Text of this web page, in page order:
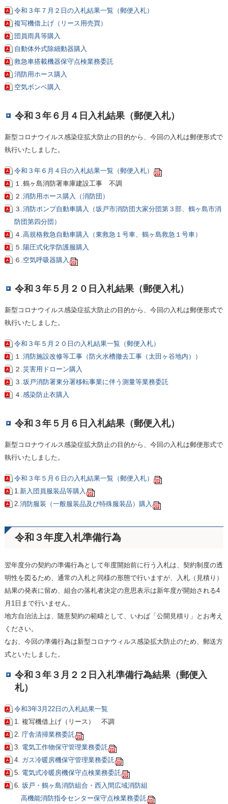
令和３年７月２日の入札結果一覧（郵便入札）
複写機借上げ（リース用売買）
団員雨具等購入
自動体外式除細動器購入
救急車搭載機器保守点検業務委託
消防用ホース購入
空気ボンベ購入
令和３年６月４日入札結果（郵便入札）
新型コロナウイルス感染症拡大防止の目的から、今回の入札は郵便形式で
執行いたしました。
令和３年６月４日の入札結果一覧（郵便入札）
１.鶴ヶ島消防署車庫建設工事 不調
２.消防用ホース購入（消防団）
３.消防ポンプ自動車購入（坂戸市消防団大家分団第３部、鶴ヶ島市消
防団第四分団）
４.高規格救急自動車購入（東救急１号車、鶴ヶ島救急１号車）
５.陽圧式化学防護服購入
６. 空気呼吸器購入
令和３年５月２０日入札結果（郵便入札）
新型コロナウイルス感染症拡大防止の目的から、今回の入札は郵便形式で
執行いたしました。
令和３年５月２０日の入札結果一覧（郵便入札）
１.消防施設改修等工事（防火水槽撤去工事（太田ヶ谷地内））
２. 災害用ドローン購入
３.坂戸消防署東分署移転事業に伴う測量等業務委託
４.感染防止衣購入
令和３年５月６日入札結果（郵便入札）
新型コロナウイルス感染症拡大防止の目的から、今回の入札は郵便形式で
執行いたしました。
令和３年５月６日の入札結果一覧（郵便入札）
1. 新入団員服装品等購入
2.消防服装（一般服装品及び特殊服装品）購入
令和３年度入札準備行為
翌年度分の契約の準備行為として年度開始前に行う入札は、契約制度の透
明性を図るため、通常の入札と同様の形態で行いますが、入札（見積り）
結果の発表に留め、組合の落札者決定の意思表示は新年度が開始される4
月1日まで行いません。
地方自治法上は、随意契約の範疇として、いわば「公開見積り」とお考え
ください。
なお、今回の準備行為は新型コロナウィルス感染拡大防止のため、郵送方
式といたしました。
令和３年３月２２日入札準備行為結果（郵便入
札）
令和3年3月22日の入札結果一覧
1. 複写機借上げ（リース） 不調
2.庁舎清掃業務委託
3. 電気工作物保守管理業務委託
4. ガス冷暖房機保守管理業務委託
5. 電気式冷暖房機保守点検業務委託
6.坂戸・鶴ヶ島消防組合・西入間広域消防組
高機能消防指令センター保守点検業務委託